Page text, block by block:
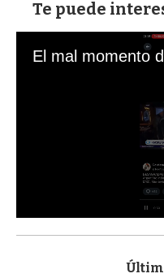
Te puede
s